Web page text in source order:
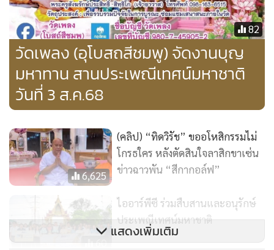
เรือนจำจังหวัดพิจิตรดังกล่าวอีกด้วย
ผู้สื่อข่าวรายงานเพิ่มเติมว่า คดีที่เกี่ยวข้องจากเหตุการณ์ที่อดีต
ส.ว.คนดังร่วมกับ ลูกศิษย์ของอดีตเจ้าอาวาสรูปเก่าที่มรณภาพไป
ก่อเหตุชุมนุมประท้วง พาชายชุดดำเข้าปิดล้อมยึดวัดหลวงพ่อ
เงินบางคลานเป็นคดีแจ้งความอยู่ในชั้นสอบสวน อยู่ในชั้น
พนักงานอัยการ และอยู่ในชั้นศาลชั้นต้น-อุทธรณ์-ฎีกา ซึ่งขณะ
นี้เวลาได้ล่วงเลยมาเกือบ 10 ปีแล้วก็ยัง คาดว่าจะมีการพิพากษา
เป็นลำดับต่อไป
82
วัดเพลง (อุโบสถสีชมพู) จัดงานบุญ
มหาทาน สานประเพณีเทศน์มหาชาติ
วันที่ 3 ส.ค.68
6,625
(คลิป) “ทิดวิรัช” ขออโหสิกรรมไม่
โกรธใคร หลังตัดสินใจลาสิกขาเซ่น
ข่าวฉาวพัน “สีกากอล์ฟ”
60
ไออาร์พีซี ร่วมสืบสานและอนุรักษ์
ประเพณีเทศน์มหาชาติ
แสดงเพิ่มเติม